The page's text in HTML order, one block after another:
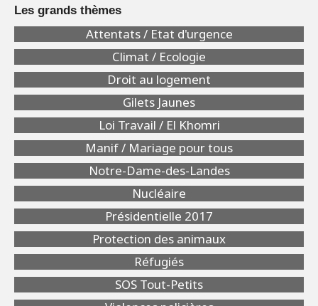
Les grands thèmes
Attentats / Etat d'urgence
Climat / Ecologie
Droit au logement
Gilets Jaunes
Loi Travail / El Khomri
Manif / Mariage pour tous
Notre-Dame-des-Landes
Nucléaire
Présidentielle 2017
Protection des animaux
Réfugiés
SOS Tout-Petits